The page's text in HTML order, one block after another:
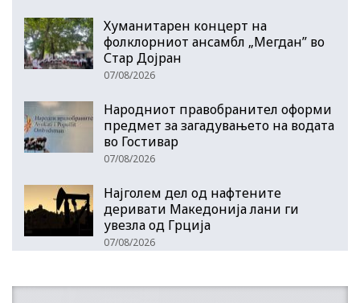
Хуманитарен концерт на
фолклорниот ансамбл „Мегдан” во
Стар Дојран
07/08/2026
Народниот правобранител оформи
предмет за загадувањето на водата
во Гостивар
07/08/2026
Најголем дел од нафтените
деривати Македонија лани ги
увезла од Грција
07/08/2026